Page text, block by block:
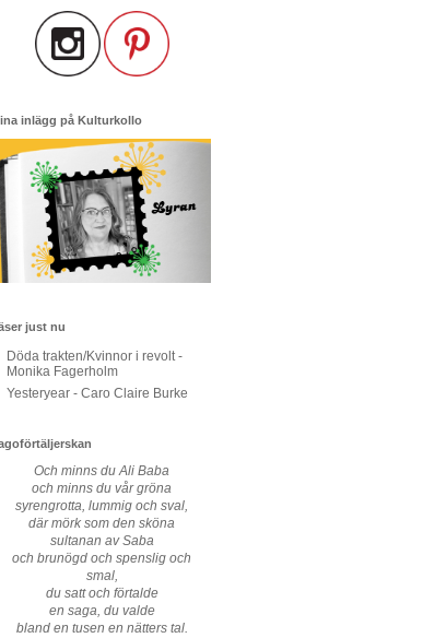
inlägg på Kulturkollo
just nu
Döda trakten/Kvinnor i revolt -
Monika Fagerholm
Yesteryear - Caro Claire Burke
Och minns du Ali Baba
och minns du vår gröna
syrengrotta, lummig och sval,
där mörk som den sköna
sultanan av Saba
och brunögd och spenslig och
smal,
du satt och förtalde
en saga, du valde
bland en tusen en nätters tal.